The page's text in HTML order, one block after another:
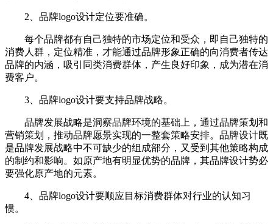
2、品牌logo设计定位要准确。
每个品牌都有自己独特的市场定位和受众，即自己独特的
消费人群，定位精准，才能通过品牌形象正确的向消费者传达
品牌的内涵，吸引同类消费群体，产生良好印象，成为潜在消
费客户。
3、品牌logo设计要支持品牌战略。
品牌发展战略是洞察品牌环境的基础上，通过品牌策划和
营销策划，推动品牌愿景实现的一整套策略安排。品牌设计既
是品牌发展战略中不可缺少的组成部分，又受到其他策略构成
的制约和影响。如原产地有明显优势的品牌，其品牌设计势必
要强化原产地的元素。
4、品牌logo设计要顺应目标消费群体对行业的认知习
惯。